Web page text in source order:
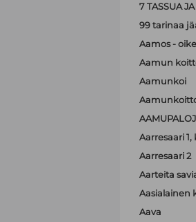
7 TASSUA
99 tarinaa
Aamos -
Aamun
Aamunkoi
Aarresaari
Aarresaari 2
Aarteita
Aasialainen
Aava